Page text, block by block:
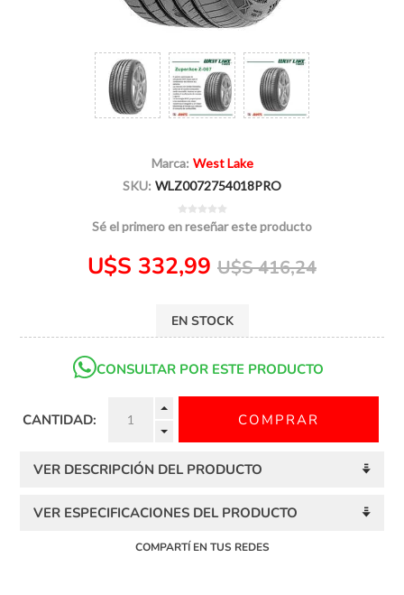
Marca: West Lake
SKU: WLZ0072754018PRO
Sé el primero en reseñar este producto
U$S 332,99 U$S 416,24
EN STOCK
CONSULTAR POR ESTE PRODUCTO
CANTIDAD:
VER DESCRIPCIÓN DEL PRODUCTO
VER ESPECIFICACIONES DEL PRODUCTO
COMPARTÍ EN TUS REDES